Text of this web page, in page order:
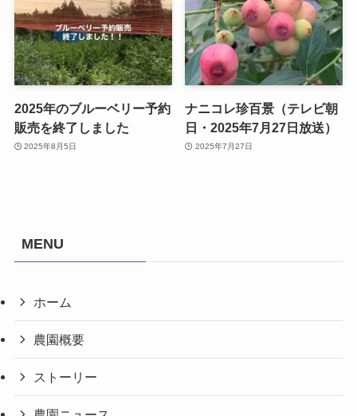
2025年のブルーベリー予約
販売を終了しました
2025年8月5日
ナニコレ珍百景（テレビ朝
日・2025年7月27日放送）
2025年7月27日
MENU
ホーム
農園概要
ストーリー